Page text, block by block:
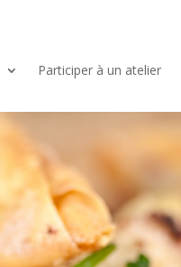
Participer à un atelier